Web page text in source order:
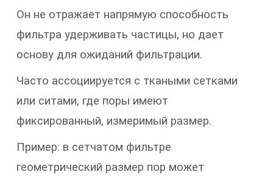
Он не отражает напрямую способность
фильтра удерживать частицы, но дает
основу для ожиданий фильтрации.
Часто ассоциируется с ткаными сетками
или ситами, где поры имеют
фиксированный, измеримый размер.
Пример: в сетчатом фильтре
геометрический размер пор может